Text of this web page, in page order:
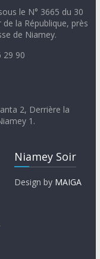
le N° 3665 du 30
la République, près
de Niamey.
29 90
2, Derrière la
1.
Niamey Soir
Design by MAIGA